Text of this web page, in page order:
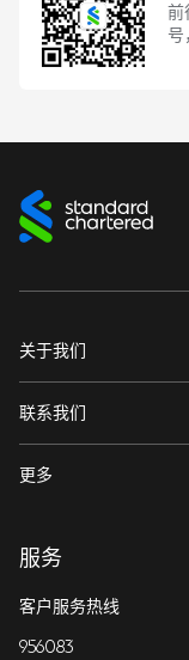
前
关于我们
关于我们
职业生涯
渣打中国年度报告
渣打中国可持续信息披露报
联系我们
联系我们
渣打环球商业服务有限公
36209605/+86 21
可回拨）/+86 21 36052888
更多
服务
客户服务热线
956083